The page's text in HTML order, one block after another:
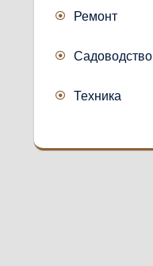
Ремонт
Садоводство
Техника